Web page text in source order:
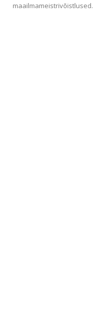
maailmameistrivõistlused.